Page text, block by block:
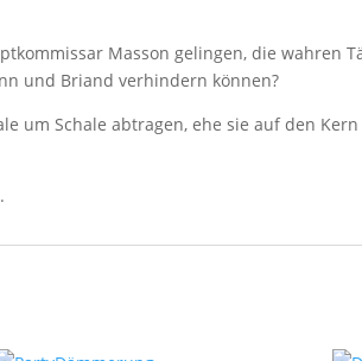
Masson gelingen, die wahren
und Briand verhindern können?
um Schale abtragen, ehe sie auf den